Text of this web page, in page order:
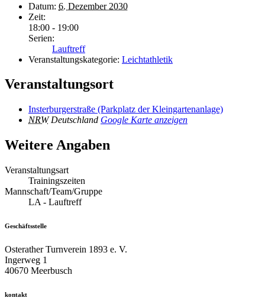
Datum: 6. Dezember 2030
Zeit:
18:00 - 19:00
Serien:
Lauftreff
Veranstaltungskategorie: Leichtathletik
Veranstaltungsort
Insterburgerstraße (Parkplatz der Kleingartenanlage)
NRW Deutschland Google Karte anzeigen
Weitere Angaben
Veranstaltungsart
Trainingszeiten
Mannschaft/Team/Gruppe
LA - Lauftreff
Geschäftsstelle
Osterather Turnverein 1893 e. V.
Ingerweg 1
40670 Meerbusch
kontakt